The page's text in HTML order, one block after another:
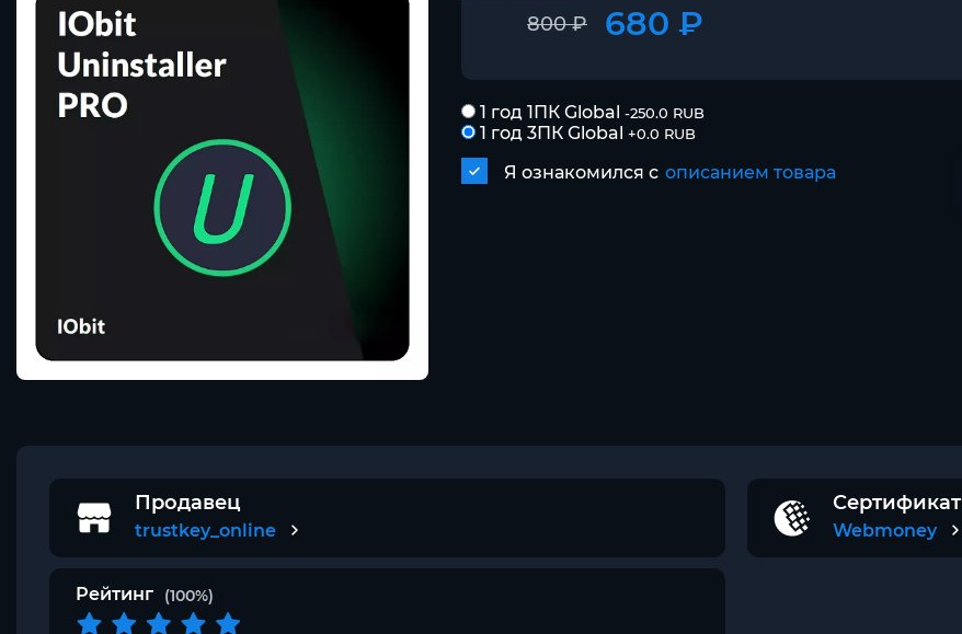
800 ₽ 680 ₽
1 год 1ПК Global -250.0 RUB
1 год 3ПК Global +0.0 RUB
Я ознакомился с описанием товара
Продавец
trustkey_online
Сертификат
Webmoney
Рейтинг (100%)